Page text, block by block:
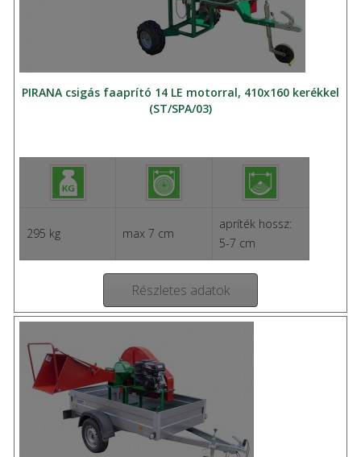
PIRANA csigás faaprító 14 LE motorral, 410x160 kerékkel
(ST/SPA/03)
295 kg max 7 cm
apríték hossz:
5-7 cm
Részletes adatok